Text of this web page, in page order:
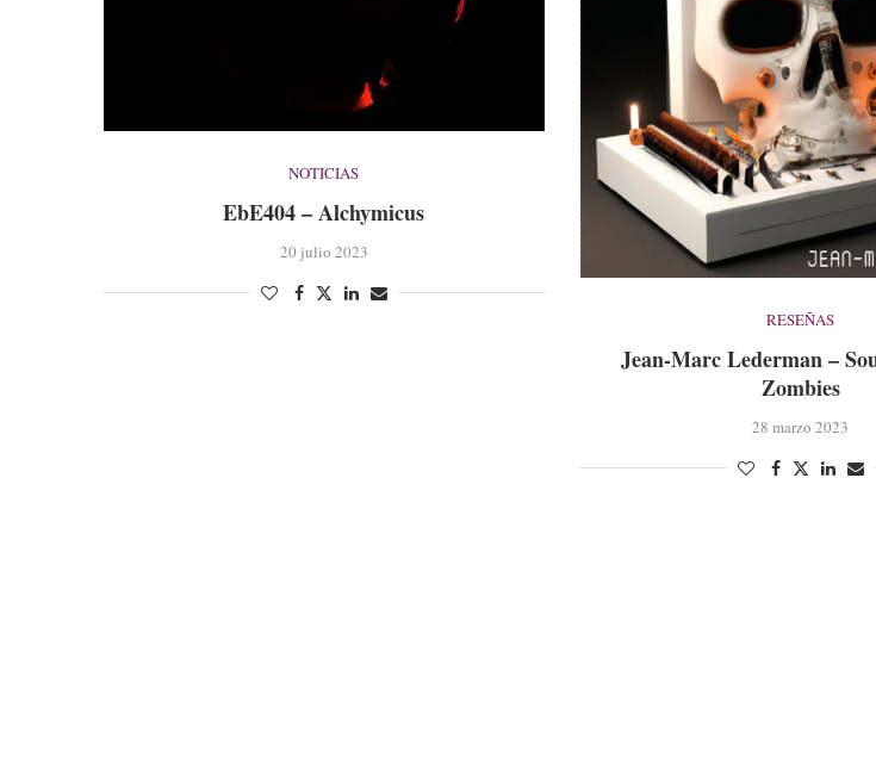
NOTICIAS
EbE404 – Alchymicus
20 julio 2023
RESEÑAS
Jean-Marc Lederman –
Zombies
28 marzo 2023